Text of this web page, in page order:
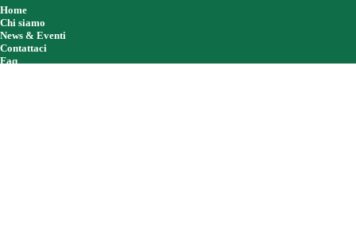
Home
Chi siamo
News & Eventi
Contattaci
Faq